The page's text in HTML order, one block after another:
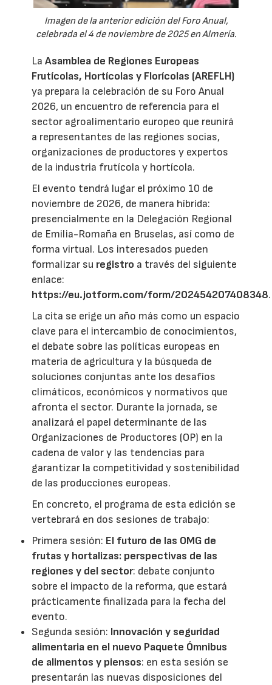
Imagen de la anterior edición del Foro Anual,
celebrada el 4 de noviembre de 2025 en Almería.
LaAsamblea de Regiones Europeas
Frutícolas, Hortícolas y Florícolas (AREFLH)
ya prepara la celebración de su Foro Anual
2026, un encuentro de referencia para el
sector agroalimentario europeo que reunirá
a representantes de las regiones socias,
organizaciones de productores y expertos
de la industria frutícola y hortícola.
El evento tendrá lugar el próximo 10 de
noviembre de 2026, de manera híbrida:
presencialmente en la Delegación Regional
de Emilia-Romaña en Bruselas, así como de
forma virtual. Los interesados pueden
formalizar su registro a través del siguiente
enlace:
https://eu.jotform.com/form/202454207408348.
La cita se erige un año más como un espacio
clave para el intercambio de conocimientos,
el debate sobre las políticas europeas en
materia de agricultura y la búsqueda de
soluciones conjuntas ante los desafíos
climáticos, económicos y normativos que
afronta el sector. Durante la jornada, se
analizará el papel determinante de las
Organizaciones de Productores (OP) en la
cadena de valor y las tendencias para
garantizar la competitividad y sostenibilidad
de las producciones europeas.
En concreto, el programa de esta edición se
vertebrará en dos sesiones de trabajo:
Primera sesión: El futuro de las OMG de
frutas y hortalizas: perspectivas de las
regiones y del sector: debate conjunto
sobre el impacto de la reforma, que estará
prácticamente finalizada para la fecha del
evento.
Segunda sesión: Innovación y seguridad
alimentaria en el nuevo Paquete Ómnibus
de alimentos y piensos: en esta sesión se
presentarán las nuevas disposiciones del